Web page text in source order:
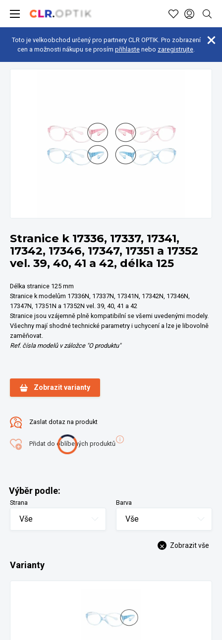
Toto je velkoobchod určený pro partnery CLR OPTIK. Pro zobrazení
cen a možnosti nákupu se prosím přihlaste nebo zaregistrujte.
Náhradní díly
Stranice k 17336, 17337, 17341,
17342, 17346, 17347, 17351 a 17352
vel. 39, 40, 41 a 42, délka 125
Délka stranice 125 mm
Stranice k modelům 17336N, 17337N, 17341N, 17342N, 17346N,
17347N, 17351N a 17352N vel. 39, 40, 41 a 42
Stranice jsou vzájemně plně kompatibilní se všemi uvedenými modely.
Všechny mají shodné technické parametry i uchycení a lze je libovolně
zaměňovat.
Ref. čísla modelů v záložce "O produktu"
Zobrazit varianty
Zaslat dotaz na produkt
Přidat do oblíbených produktů
Výběr podle:
Strana
Vše
Barva
Vše
Zobrazit vše
Varianty